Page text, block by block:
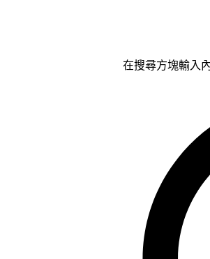
在搜尋方塊輸入